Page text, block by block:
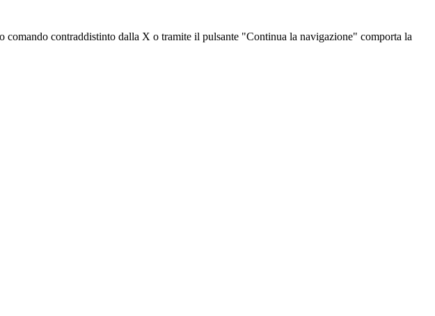
contraddistinto dalla X o tramite il pulsante "Continua la navigazione" comporta la